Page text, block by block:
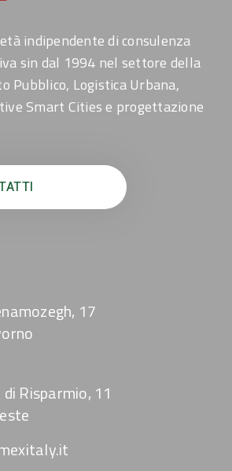
indipendente di consulenza
sin dal 1994 nel settore della
Pubblico, Logistica Urbana,
Smart Cities e progettazione
17
Risparmio, 11